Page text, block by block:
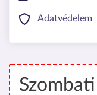
Adatvédelem